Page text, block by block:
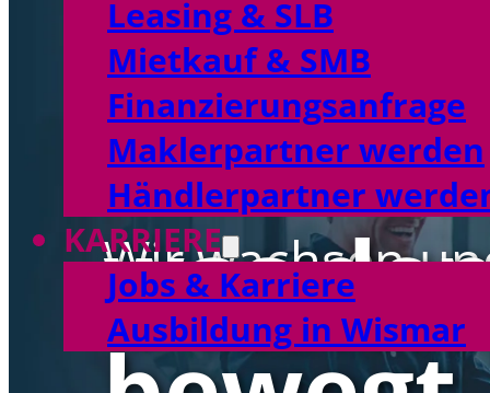
Leasing & SLB
Mietkauf & SMB
Finanzierungsanfrage
Maklerpartner werden
Händlerpartner
KARRIERE
Jobs & Karriere
Ausbildung in Wismar
Wir
was
Wir wachsen
für unsere